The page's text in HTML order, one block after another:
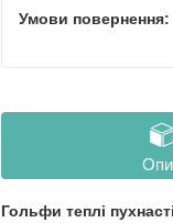
Гольфи теплі